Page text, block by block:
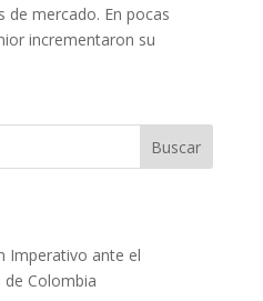
de mercado. En pocas
incrementaron su
Buscar
Imperativo ante el
Colombia